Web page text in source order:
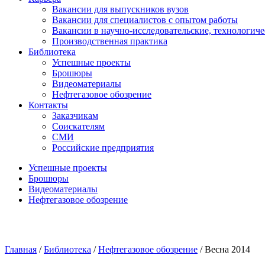
Вакансии для выпускников вузов
Вакансии для специалистов с опытом работы
Вакансии в научно-исследовательские,
Производственная практика
Библиотека
Успешные проекты
Брошюры
Видеоматериалы
Нефтегазовое обозрение
Контакты
Заказчикам
Соискателям
СМИ
Российские предприятия
Успешные проекты
Брошюры
Видеоматериалы
Нефтегазовое обозрение
Главная /Библиотека /Нефтегазовое обозрение /Весна 2014